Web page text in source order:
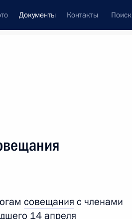
Документы Контакты Поиск
совещания с членами
14 апреля